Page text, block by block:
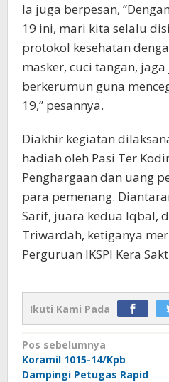
Ia juga berpesan,
19 ini, mari kita selalu
protokol kesehatan
masker, cuci tangan,
berkerumun guna
19,” pesannya.
Diakhir kegiatan
hadiah oleh Pasi Ter
Penghargaan dan uang
para pemenang.
Sarif, juara kedua Iqbal,
Triwardah, ketiganya
Perguruan IKSPI Kera
Ikuti Kami Pada
Navigasi
pos
Pos sebelumnya
Koramil 1015-14/Kpb
Dampingi Petugas Rapid